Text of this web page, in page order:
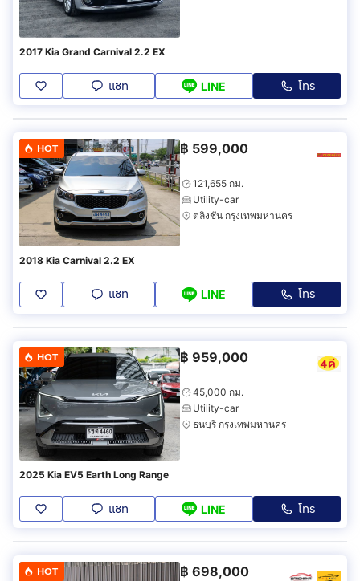
2017 Kia Grand Carnival 2.2 EX
แชท LINE โทร
HOT ฿ 599,000
121,655 กม.
Utility-car
ตลิ่งชัน กรุงเทพมหานคร
2018 Kia Carnival 2.2 EX
แชท LINE โทร
HOT ฿ 959,000
45,000 กม.
Utility-car
ธนบุรี กรุงเทพมหานคร
2025 Kia EV5 Earth Long Range
แชท LINE โทร
HOT ฿ 698,000